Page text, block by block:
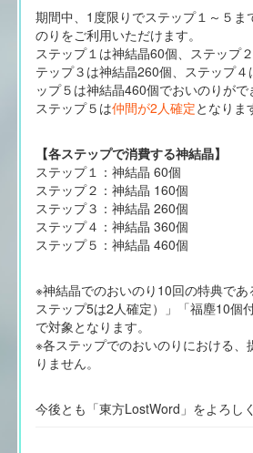
期間中、1度限りでステップ１～５ま
のりをご利用いただけます。
ステップ１は神結晶60個、ステップ
テップ３は神結晶260個、ステップ
ップ５は神結晶460個でおいのりがで
ステップ５は仲間が2人確定となりま
【各ステップで消費する神結晶】
ステップ１：神結晶 60個
ステップ２：神結晶 160個
ステップ３：神結晶 260個
ステップ４：神結晶 360個
ステップ５：神結晶 460個
※神結晶でのおいのり10回の特典で
ステップ5は2人確定）」「福塵10個
で対象となります。
※各ステップでのおいのりにおける、
りません。
今後とも「東方LostWord」をよろし